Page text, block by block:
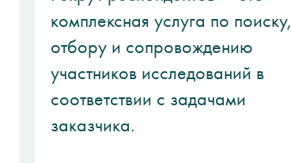
комплексная услуга по поиску,
отбору и сопровождению
участников исследований в
соответствии с задачами
заказчика.